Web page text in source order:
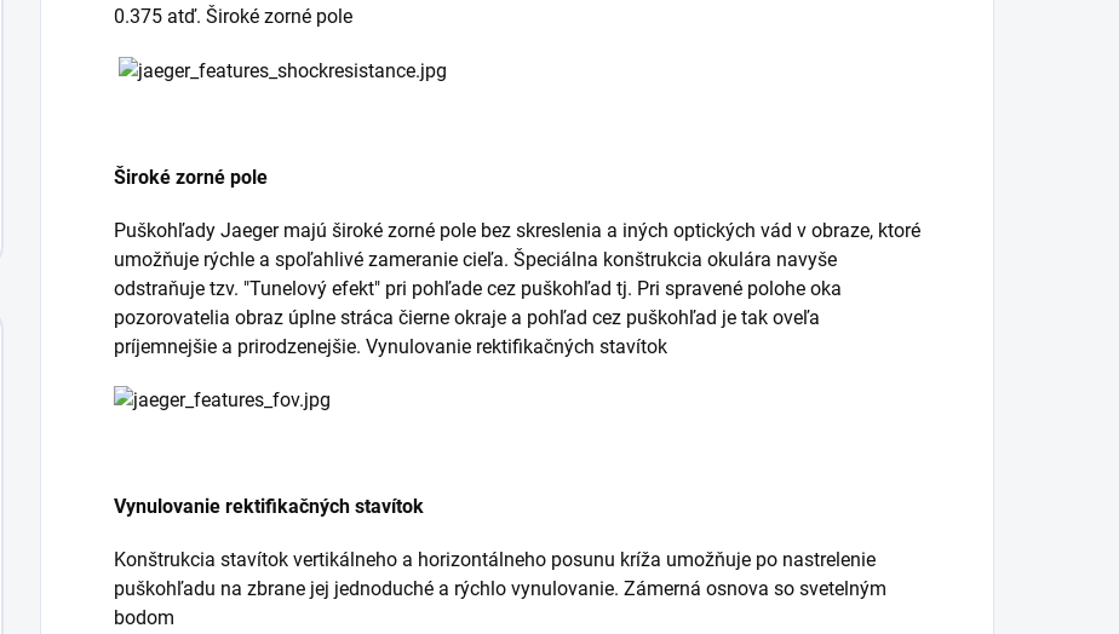
0.375 atď. Široké zorné pole
Široké zorné pole
Puškohľady Jaeger majú široké zorné pole bez skreslenia a iných optických vád v obraze, ktoré
umožňuje rýchle a spoľahlivé zameranie cieľa. Špeciálna konštrukcia okulára navyše
odstraňuje tzv. "Tunelový efekt" pri pohľade cez puškohľad tj. Pri spravené polohe oka
pozorovatelia obraz úplne stráca čierne okraje a pohľad cez puškohľad je tak oveľa
príjemnejšie a prirodzenejšie. Vynulovanie rektifikačných stavítok
Vynulovanie rektifikačných stavítok
Konštrukcia stavítok vertikálneho a horizontálneho posunu kríža umožňuje po nastrelenie
puškohľadu na zbrane jej jednoduché a rýchlo vynulovanie. Zámerná osnova so svetelným
bodom